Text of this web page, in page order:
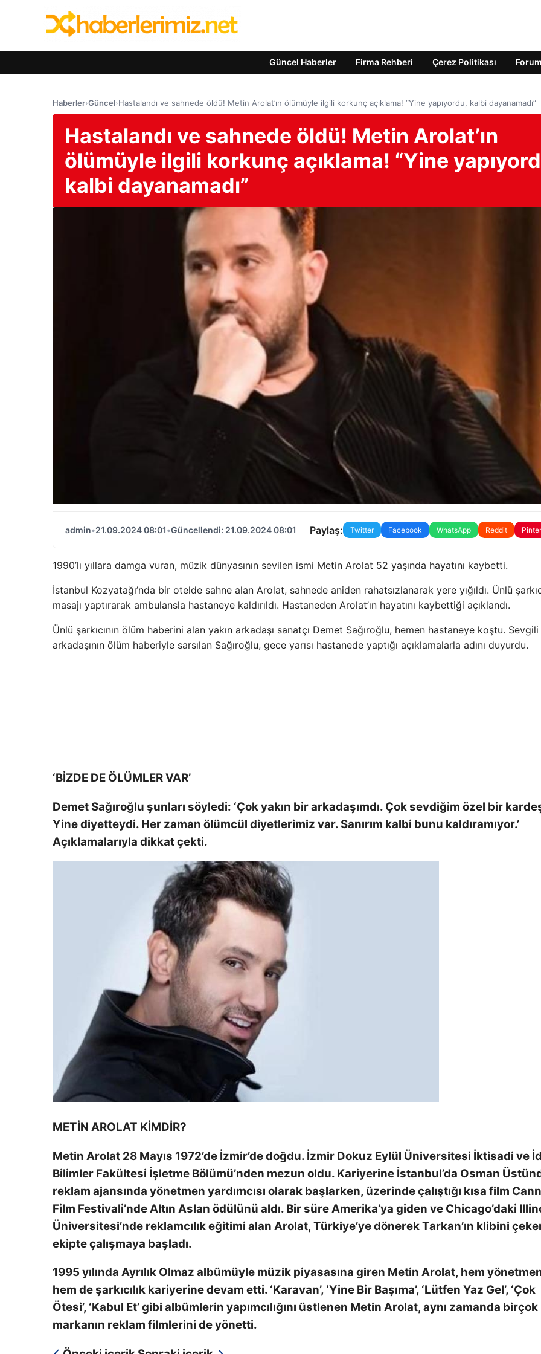
Güncel Haberler Firma Rehberi Çerez Politikası Forum
Haberler›Güncel›Hastalandı ve sahnede öldü! Metin Arolat’ın ölümüyle ilgili korkunç açıklama! “Yine yapıyordu, kalbi dayanamadı”
Hastalandı ve sahnede öldü! Metin Arolat’ın
ölümüyle ilgili korkunç açıklama! “Yine
kalbi dayanamadı”
admin•21.09.2024 08:01•Güncellendi: 21.09.2024 08:01 Paylaş: Twitter Facebook WhatsApp Reddit
1990’lı yıllara damga vuran, müzik dünyasının sevilen ismi Metin Arolat 52 yaşında hayatını kaybetti.
İstanbul Kozyatağı’nda bir otelde sahne alan Arolat, sahnede aniden rahatsızlanarak yere yığıldı. Ünlü
masajı yaptırarak ambulansla hastaneye kaldırıldı. Hastaneden Arolat’ın hayatını kaybettiği açıklandı.
Ünlü şarkıcının ölüm haberini alan yakın arkadaşı sanatçı Demet Sağıroğlu, hemen hastaneye koştu. Sevgili
arkadaşının ölüm haberiyle sarsılan Sağıroğlu, gece yarısı hastanede yaptığı açıklamalarla adını duyurdu.
‘BİZDE DE ÖLÜMLER VAR’
Demet Sağıroğlu şunları söyledi: ‘Çok yakın bir arkadaşımdı. Çok sevdiğim özel bir
Yine diyetteydi. Her zaman ölümcül diyetlerimiz var. Sanırım kalbi bunu kaldıramıyor.’
Açıklamalarıyla dikkat çekti.
METİN AROLAT KİMDİR?
Metin Arolat 28 Mayıs 1972’de İzmir’de doğdu. İzmir Dokuz Eylül Üniversitesi İktisadi ve
Bilimler Fakültesi İşletme Bölümü’nden mezun oldu. Kariyerine İstanbul’da Osman
reklam ajansında yönetmen yardımcısı olarak başlarken, üzerinde çalıştığı kısa film
Film Festivali’nde Altın Aslan ödülünü aldı. Bir süre Amerika’ya giden ve Chicago’daki
Üniversitesi’nde reklamcılık eğitimi alan Arolat, Türkiye’ye dönerek Tarkan’ın klibini
ekipte çalışmaya başladı.
1995 yılında Ayrılık Olmaz albümüyle müzik piyasasına giren Metin Arolat, hem
hem de şarkıcılık kariyerine devam etti. ‘Karavan’, ‘Yine Bir Başıma’, ‘Lütfen Yaz Gel’, ‘Çok
Ötesi’, ‘Kabul Et’ gibi albümlerin yapımcılığını üstlenen Metin Arolat, aynı zamanda birçok
markanın reklam filmlerini de yönetti.